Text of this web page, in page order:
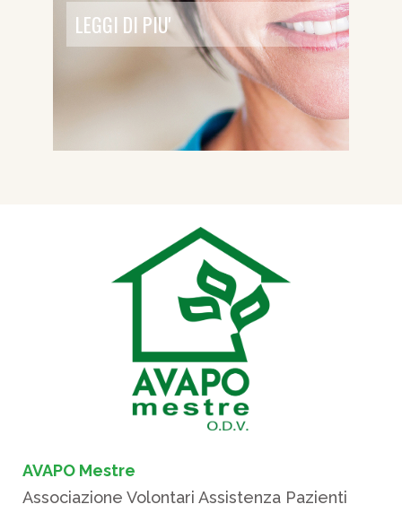
LEGGI DI PIU'
AVAPO Mestre
Associazione Volontari Assistenza Pazienti